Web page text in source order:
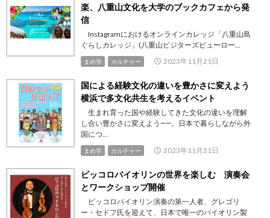
楽、八重山文化を大学のブックカフェから発
信
Instagramにおけるオンラインカレッジ「八重山島
ぐらしカレッジ」(八重山ビジターズビューロー...
まめ学 カルチャー 2023年11月21日
国による経験文化の違いを豊かさに変えよう
横浜で多文化共生を考えるイベント
生まれ育った国や経験してきた文化の違いを理解
し合い豊かさに変えよう――。日本で暮らしながら外
国につ...
まめ学 カルチャー 2023年11月21日
ピッコロバイオリンの世界を楽しむ 演奏会
とワークショップ開催
ピッコロバイオリン演奏の第一人者、グレゴリ
ー・セドフ氏を迎えて、日本で唯一のバイオリン製